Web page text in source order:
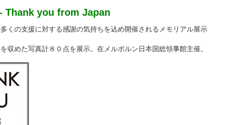
Thank you from Japan
くの支援に対する感謝の気持ちを込め開催されるメモリアル展示
収めた写真計８０点を展示。在メルボルン日本国総領事館主催。